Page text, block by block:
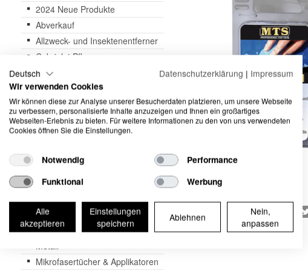
2024 Neue Produkte
Abverkauf
Allzweck- und Insektenentferner
Cabriolet Pflege
Fahrzeugwäsche
Felgenreinigung
Geruchsentfernung
Glas
Kataloge & Merchandising
Kunststoff - Innen
Komplettset's und Kit's
Lackreinigung
Lackpflege & Sprühwachse
Lederpflege
Metall
Mikrofasertücher & Applikatoren
Deutsch Datenschutzerklärung | Impressum
Wir verwenden Cookies
Wir können diese zur Analyse unserer Besucherdaten platzieren, um unsere Webseite
zu verbessern, personalisierte Inhalte anzuzeigen und Ihnen ein großartiges
Webseiten-Erlebnis zu bieten. Für weitere Informationen zu den von uns verwendeten
Cookies öffnen Sie die Einstellungen.
Notwendig
Performance
Funktional
Werbung
Alle
akzeptieren
Einstellungen
speichern
Ablehnen
Nein,
anpassen